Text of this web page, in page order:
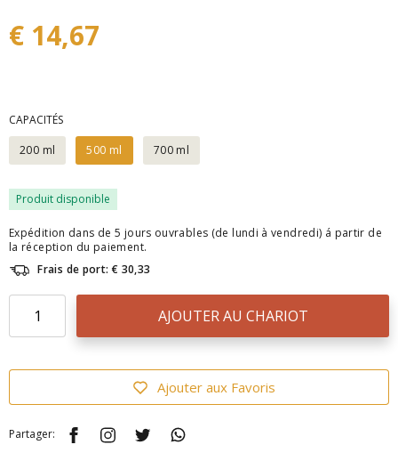
€ 14,67
CAPACITÉS
200 ml
500 ml 700 ml
Produit disponible
Expédition dans de 5 jours ouvrables (de lundi à vendredi) á partir de
la réception du paiement.
Frais de port: € 30,33
AJOUTER AU CHARIOT
Ajouter aux Favoris
Partager: